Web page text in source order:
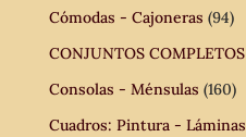
Cómodas - Cajoneras (94)
CONJUNTOS COMPLETOS
Consolas - Ménsulas (160)
Cuadros: Pintura - Láminas